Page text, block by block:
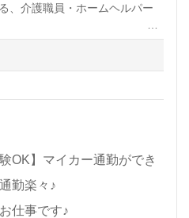
、介護職員・ホームヘルパー
体的サポートや、買い物や掃
ートなど
OK】マイカー通勤ができ
勤楽々♪
仕事です♪